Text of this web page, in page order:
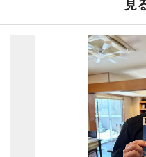
見